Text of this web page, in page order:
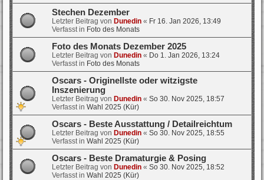
Stechen Dezember
Letzter Beitrag von Dunedin « Fr 16. Jan 2026, 13:49
Verfasst in Foto des Monats
Foto des Monats Dezember 2025
Letzter Beitrag von Dunedin « Do 1. Jan 2026, 13:24
Verfasst in Foto des Monats
Oscars - Originellste oder witzigste
Inszenierung
Letzter Beitrag von Dunedin « So 30. Nov 2025, 18:57
Verfasst in Wahl 2025 (Kür)
Oscars - Beste Ausstattung / Detailreichtum
Letzter Beitrag von Dunedin « So 30. Nov 2025, 18:55
Verfasst in Wahl 2025 (Kür)
Oscars - Beste Dramaturgie & Posing
Letzter Beitrag von Dunedin « So 30. Nov 2025, 18:52
Verfasst in Wahl 2025 (Kür)